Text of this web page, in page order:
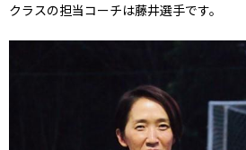
クラスの担当コーチは藤井選手です。